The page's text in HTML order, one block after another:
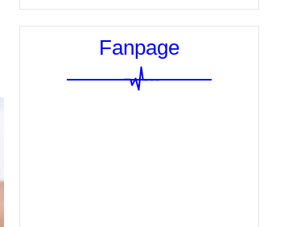
Fanpage